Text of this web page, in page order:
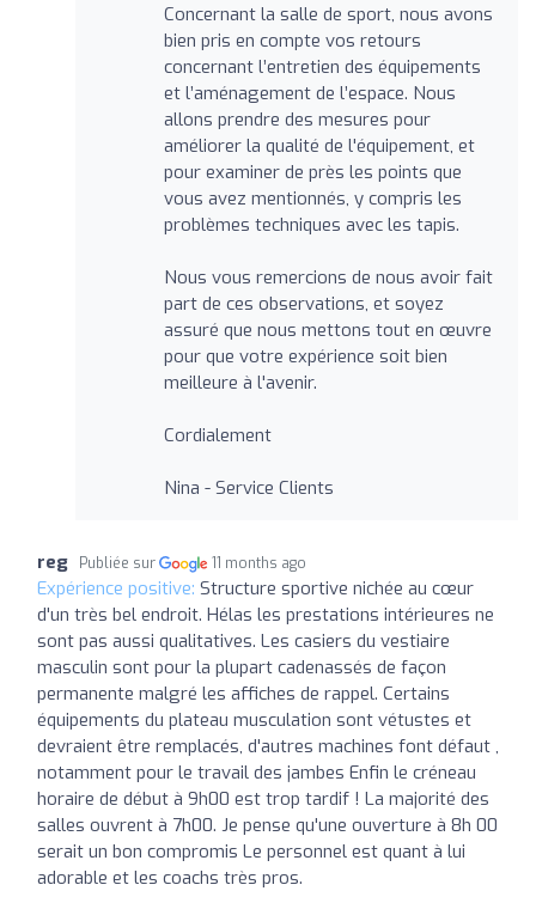
Concernant la salle de sport, nous avons
bien pris en compte vos retours
concernant l’entretien des équipements
et l’aménagement de l’espace. Nous
allons prendre des mesures pour
améliorer la qualité de l'équipement, et
pour examiner de près les points que
vous avez mentionnés, y compris les
problèmes techniques avec les tapis.
Nous vous remercions de nous avoir fait
part de ces observations, et soyez
assuré que nous mettons tout en œuvre
pour que votre expérience soit bien
meilleure à l'avenir.
Cordialement
Nina - Service Clients
reg Publiée sur 11 months ago
Expérience positive: Structure sportive nichée au cœur
d'un très bel endroit. Hélas les prestations intérieures ne
sont pas aussi qualitatives. Les casiers du vestiaire
masculin sont pour la plupart cadenassés de façon
permanente malgré les affiches de rappel. Certains
équipements du plateau musculation sont vétustes et
devraient être remplacés, d'autres machines font défaut ,
notamment pour le travail des jambes Enfin le créneau
horaire de début à 9h00 est trop tardif ! La majorité des
salles ouvrent à 7h00. Je pense qu'une ouverture à 8h 00
serait un bon compromis Le personnel est quant à lui
adorable et les coachs très pros.